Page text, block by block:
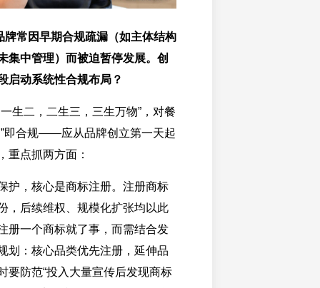
牌常因早期合规疏漏（如主体结构
集中管理）而被迫暂停发展。创
启动系统性合规布局？
生二，二生三，三生万物”，对餐
”即合规——应从品牌创立第一天起
重点抓两方面：
护，核心是商标注册。注册商标
，后续维权、规模化扩张均以此
册一个商标就了事，而需结合发
划：核心品类优先注册，延伸品
要防范“投入大量宣传后发现商标